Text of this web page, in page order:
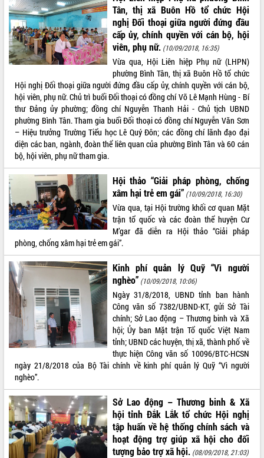
Tân, thị xã Buôn Hồ tổ chức Hội
nghị Đối thoại giữa người đứng đầu
cấp ủy, chính quyền với cán bộ, hội
viên, phụ nữ. (10/09/2018, 16:35)
Vừa qua, Hội Liên hiệp Phụ nữ (LHPN)
phường Bình Tân, thị xã Buôn Hồ tổ chức
Hội nghị Đối thoại giữa người đứng đầu cấp ủy, chính quyền với cán bộ,
hội viên, phụ nữ. Chủ trì buổi Đối thoại có đồng chí Võ Lê Mạnh Hùng - Bí
thư Đảng ủy phường; đồng chí Nguyễn Thanh Hải - Chủ tịch UBND
phường Bình Tân. Tham gia buổi Đối thoại có đồng chí Nguyễn Văn Sơn
– Hiệu trưởng Trường Tiểu học Lê Quý Đôn; các đồng chí lãnh đạo đại
diện các ban, ngành, đoàn thể liên quan của phường Bình Tân và 60 cán
bộ, hội viên, phụ nữ tham gia.
Hội thảo “Giải pháp phòng, chống
xâm hại trẻ em gái” (10/09/2018, 16:30)
Vừa qua, tại Hội trường khối cơ quan Mặt
trận tổ quốc và các đoàn thể huyện Cư
M’gar đã diễn ra Hội thảo “Giải pháp
phòng, chống xâm hại trẻ em gái”.
Kinh phí quản lý Quỹ “Vì người
nghèo” (10/09/2018, 10:06)
Ngày 31/8/2018, UBND tỉnh ban hành
Công văn số 7382/UBND-KT, gửi Sở Tài
chính; Sở Lao động – Thương binh và Xã
hội; Ủy ban Mặt trận Tổ quốc Việt Nam
tỉnh; UBND các huyện, thị xã, thành phố về
thực hiện Công văn số 10096/BTC-HCSN
ngày 21/8/2018 của Bộ Tài chính về kinh phí quản lý Quỹ “Vì người
nghèo”.
Sở Lao động – Thương binh & Xã
hội tỉnh Đắk Lắk tổ chức Hội nghị
tập huấn về hệ thống chính sách và
hoạt động trợ giúp xã hội cho đối
tượng bảo trợ xã hội. (08/09/2018, 21:03)